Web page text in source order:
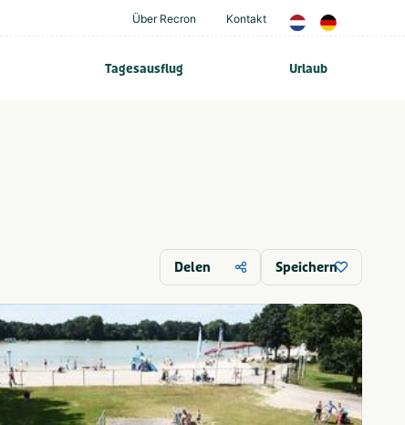
Über Recron Kontakt
Tagesausflug Urlaub
Delen Speichern